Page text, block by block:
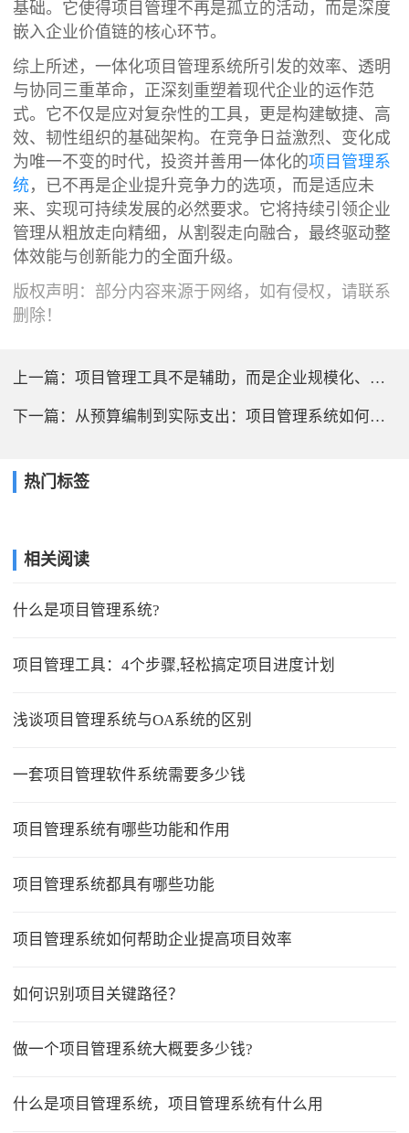
基础。它使得项目管理不再是孤立的活动，而是深度
嵌入企业价值链的核心环节。
综上所述，一体化项目管理系统所引发的效率、透明
与协同三重革命，正深刻重塑着现代企业的运作范
式。它不仅是应对复杂性的工具，更是构建敏捷、高
效、韧性组织的基础架构。在竞争日益激烈、变化成
为唯一不变的时代，投资并善用一体化的项目管理系
统，已不再是企业提升竞争力的选项，而是适应未
来、实现可持续发展的必然要求。它将持续引领企业
管理从粗放走向精细，从割裂走向融合，最终驱动整
体效能与创新能力的全面升级。
版权声明：部分内容来源于网络，如有侵权，请联系
删除！
上一篇：项目管理工具不是辅助，而是企业规模化、标准化运营的基石
下一篇： 从预算编制到实际支出：项目管理系统如何实现全周期成本穿透？
热门标签
相关阅读
什么是项目管理系统?
项目管理工具：4个步骤,轻松搞定项目进度计划
浅谈项目管理系统与OA系统的区别
一套项目管理软件系统需要多少钱
项目管理系统有哪些功能和作用
项目管理系统都具有哪些功能
项目管理系统如何帮助企业提高项目效率
如何识别项目关键路径？
做一个项目管理系统大概要多少钱?
什么是项目管理系统，项目管理系统有什么用